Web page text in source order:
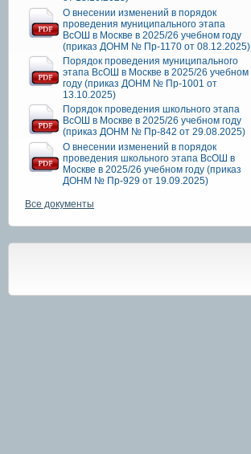
О внесении изменений в порядок
проведения муниципального этапа
ВсОШ в Москве в 2025/26 учебном году
(приказ ДОНМ № Пр-1170 от 08.12.2025)
Порядок проведения муниципального
этапа ВсОШ в Москве в 2025/26 учебном
году (приказ ДОНМ № Пр-1001 от
13.10.2025)
Порядок проведения школьного этапа
ВсОШ в Москве в 2025/26 учебном году
(приказ ДОНМ № Пр-842 от 29.08.2025)
О внесении изменений в порядок
проведения школьного этапа ВсОШ в
Москве в 2025/26 учебном году (приказ
ДОНМ № Пр-929 от 19.09.2025)
Все документы